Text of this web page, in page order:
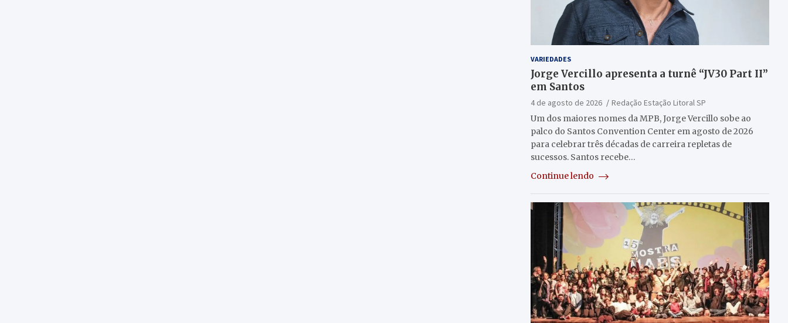
VARIEDADES
Jorge Vercillo apresenta a turnê “JV30 Part II”
em Santos
4 de agosto de 2026
Redação Estação Litoral SP
Um dos maiores nomes da MPB, Jorge Vercillo sobe ao
palco do Santos Convention Center em agosto de 2026
para celebrar três décadas de carreira repletas de
sucessos. Santos recebe…
Continue lendo